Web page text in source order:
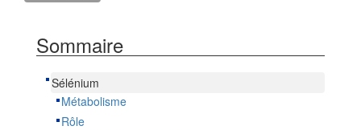
Sommaire
Sélénium
Métabolisme
Rôle